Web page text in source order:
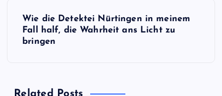
Wie die Detektei Nürtingen in meinem
Fall half, die Wahrheit ans Licht zu
bringen